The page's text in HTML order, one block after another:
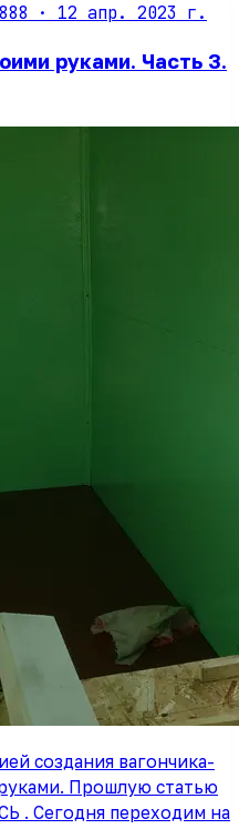
· 12 апр. 2023 г.
руками. Часть 3.
создания вагончика-
Прошлую статью
. Сегодня переходим на